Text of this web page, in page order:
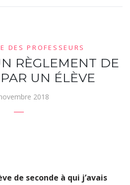
DES PROFESSEURS
RÈGLEMENT DE
UN ÉLÈVE
2018
de seconde à qui j’avais